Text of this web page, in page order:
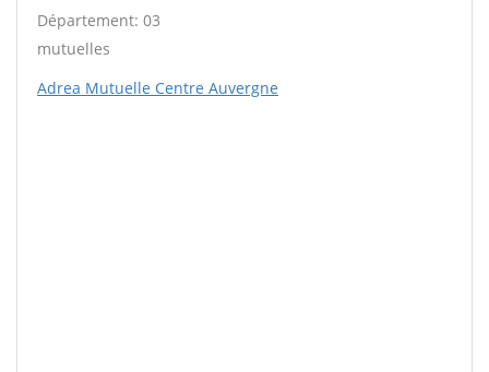
Département: 03
mutuelles
Adrea Mutuelle Centre Auvergne